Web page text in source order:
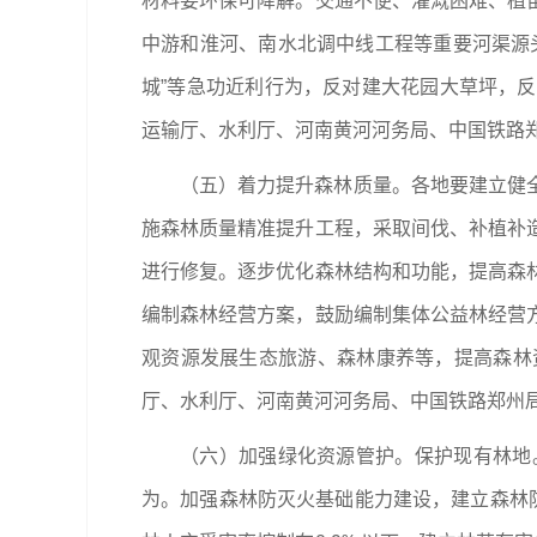
中游和淮河、南水北调中线工程等重要河渠
城”等急功近利行为，反对建大花园大草坪，
运输厅、水利厅、河南黄河河务局、中国铁路
（五）着力提升森林质量。各地要建立
施森林质量精准提升工程，采取间伐、补植
进行修复。逐步优化森林结构和功能，提高
编制森林经营方案，鼓励编制集体公益林经
观资源发展生态旅游、森林康养等，提高森
厅、水利厅、河南黄河河务局、中国铁路郑州
（六）加强绿化资源管护。保护现有林
为。加强森林防灭火基础能力建设，建立森